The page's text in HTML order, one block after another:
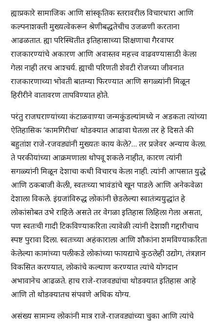
ह्याप्रकारे सामाजिक आणि सांस्कृतिक स्तरावरील विचारधारा आणि
कल्पनाशक्ती मुख्यत्वेकरून श्रेणीबद्धतेचीच उजळणी करताना
आढळतात. ह्या परिस्थितीत इतिहासाच्या शिक्षणाचा गैरवापर
राजकारण्यांचे अकारण आणि अवास्तव महत्त्व वाढवण्यासाठी केला
गेला नाही तरच आश्चर्य. ह्याची परिणती शेवटी रोजच्या जीवनात
राजकारणाच्या भोवती बातम्या फिरण्यात आणि सगळ्यांनी मिळून
हिरीरीने वातावरण तापविण्यात होते.
परंतु राजघराण्यांच्या कंटाळवाण्या जन्मकुंडल्यांमध्ये न अडकता त्यांच्या
ऐतिहासिक ‘कामगिरीचा’ थोडक्यात आढावा घेतला तर हे दिसते की
बहुतांश राजे-रजवड्यांनी मुख्यतः काय केले?… तर प्रजेवर अन्याय केला.
ते परकीयांच्या आक्रमणाला थोपवू शकले नाहीत, कारण त्यांनी
सगळ्यांनी मिळून देशाचा कधी विचारच केला नाही. त्यांनी आपसात युद्धे
आणि ठकबाजी केली, स्वतःच्या भावंडांचे खून पाडले आणि अनेकवेळा
देशाला विकले. इंग्रजांविरुद्ध लोकांनी छेडलेल्या स्वातंत्र्ययुद्धांत हे
लोकांसोबत उभे राहिले असते तर वेगळा इतिहास लिहिला गेला असता,
पण स्वतःची गादी टिकविण्याकरिता त्यावेळी त्यांनी देशाशी गद्दारीचाच
स्पष्ट पुरावा दिला. स्वतःच्या अहंकाराला आणि शौकांना शमविण्याकरिता
केलेल्या कामांच्या पलीकडे लोकांच्या फायद्याचे कुठलेही उद्योग, तंत्रज्ञान
विकसित करण्यात, लोकांचे कल्याण करण्यात त्यांचे योगदान
अभावानेच आढळते. हाच राजे-राजवड्यांचा थोडक्यात इतिहास आहे
आणि तो थोडक्यातच संपवणे अधिक योग्य.
असंख्य सामान्य लोकांनी मात्र राजे-राजवड्यांच्या चुका आणि त्यांचे